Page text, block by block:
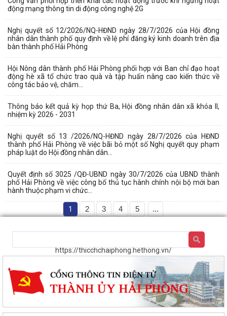
động mạng thông tin di động công nghệ 2G
Nghị quyết số 12/2026/NQ-HĐND ngày 28/7/2026 của Hội đồng
nhân dân thành phố quy định về lệ phí đăng ký kinh doanh trên địa
bàn thành phố Hải Phòng
Hội Nông dân thành phố Hải Phòng phối hợp với Ban chỉ đạo hoạt
động hè xã tổ chức trao quà và tập huấn nâng cao kiến thức về
công tác bảo vệ, chăm...
Thông báo kết quả kỳ họp thứ Ba, Hội đồng nhân dân xã khóa II,
nhiệm kỳ 2026 - 2031
Nghị quyết số 13 /2026/NQ-HĐND ngày 28/7/2026 của HĐND
thành phố Hải Phòng về việc bãi bỏ một số Nghị quyết quy phạm
pháp luật do Hội đồng nhân dân...
Quyết định số 3025 /QĐ-UBND ngày 30/7/2026 của UBND thành
phố Hải Phòng về việc công bố thủ tục hành chính nội bộ mới ban
hành thuộc phạm vi chức...
1 2 3 4 5 ...
https://thicchchaiphong.hethong.vn/